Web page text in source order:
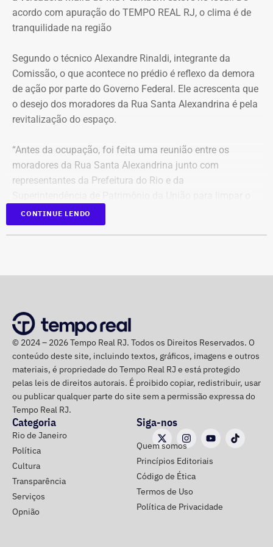
indica sol entre nuvens durante o dia, com aumento da
nebulosidade e possibilidade de pancadas de chuva à
A mudança ocorre com o afastamento da frente fria que
atuou sobre o estado e a aproximação de um novo
sistema.
acordo com apuração do TEMPO REAL RJ, o clima é de
tranquilidade na região
Segundo o técnico Alexandre Rinaldi, integrante da
Comissão, o que acontece no prédio é reflexo da demora
de ação por parte do Governo Federal. Ele acrescenta que
o desejo dos moradores da Rua Santa Alexandrina é pela
revitalização do espaço.
“Antes da ocupação, foi feita uma reunião entre os
moradores da Rua Santa Alexandrina junto com
representantes da Prefeitura do Rio e da
terreno até passar para o Arquivo Nacional. Mas o
Governo Federal demorou tanto para agir que hoje
Integrante de movimento afirma que
ocupação aconteceu após quatro
despdejos
Integrante do Movimento de Luta nos Bairros, Vilas e
Favelas (MLB), dona Enita afirmou que o grupo de
ocupantes chegou ao atual prédio depois de sofrer quatro
despejos.
“Nós já sofremos quatro despejos. O objetivo da
ocupação é justamente dar ao imóvel uma função social
que atenda as necessidades básicas das famílias. Desde
que eu entrei no MLB nunca faltou comida. Só o que falta
mesmo é um teto, um lar para morar. Queremos fazer
CONTINUE LENDO
© 2024 – 2026 Tempo Real RJ. Todos os Direitos Reservados. O
conteúdo deste site, incluindo textos, gráficos, imagens e outros
materiais, é propriedade do Tempo Real RJ e está protegido
pelas leis de direitos autorais. É proibido copiar, redistribuir, usar
ou publicar qualquer parte do site sem a permissão expressa do
Tempo Real RJ.
Categoria
Rio de Janeiro
Política
Cultura
Transparência
Serviços
Opnião
Siga-nos
Quem somos
Princípios Editoriais
Código de Ética
Termos de Uso
Política de Privacidade